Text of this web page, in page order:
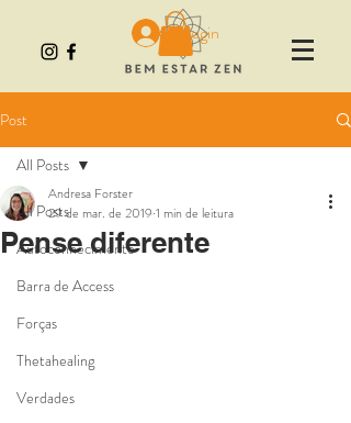
Login
Post
All Posts
Autoconhecimento
Barra de Access
Forças
Thetahealing
Verdades
All Posts
Pense diferente
Andresa Forster
29 de mar. de 2019 1 min de leitura